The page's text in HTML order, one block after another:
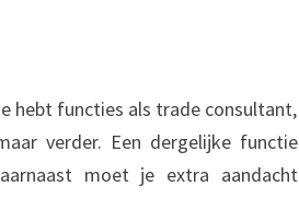
hebt functies als trade consultant,
verder. Een dergelijke functie
moet je extra aandacht